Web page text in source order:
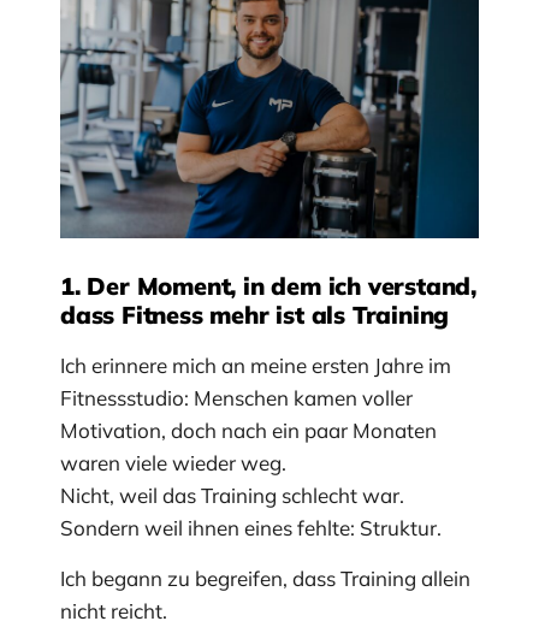
1. Der Moment, in dem ich verstand,
dass Fitness mehr ist als Training
Ich erinnere mich an meine ersten Jahre im
Fitnessstudio: Menschen kamen voller
Motivation, doch nach ein paar Monaten
waren viele wieder weg.
Nicht, weil das Training schlecht war.
Sondern weil ihnen eines fehlte: Struktur.
Ich begann zu begreifen, dass Training allein
nicht reicht.